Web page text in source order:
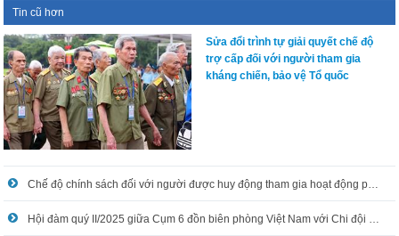
Tin cũ hơn
Sửa đổi trình tự giải quyết chế độ
trợ cấp đối với người tham gia
kháng chiến, bảo vệ Tổ quốc
Chế độ chính sách đối với người được huy động tham gia hoạt động phòng không nhân dân
Hội đàm quý II/2025 giữa Cụm 6 đồn biên phòng Việt Nam với Chi đội Quản lý biên giới thành phố Sùng Tả (Quảng Tây, Trung Quốc)